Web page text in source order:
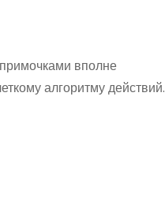
вполне
алгоритму действий.